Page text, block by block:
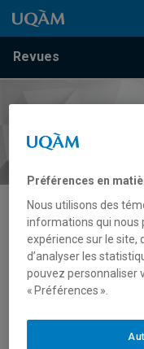
Passer au contenu
Accéder au menu principal
Accéder à la recherche
Passer au contenu
Accéder au menu principal
Revues
Culture
Préférences en
Nous utilisons des
informations qui nous
expérience sur le site,
d’analyser les
pouvez personnaliser
« Préférences ».